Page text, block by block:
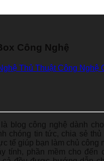
Công Nghệ
Thủ Thuật Công Nghệ
là blog công nghệ dành
chóng tin tức, chia sẻ thủ
tế giúp bạn làm chủ công
tính, phần mềm cho đến